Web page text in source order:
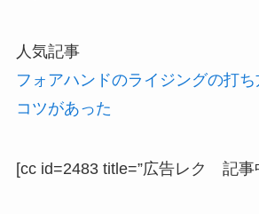
人気記事
フォアハンドのライジングの打
コツがあった
[cc id=2483 title=”広告レク 記事